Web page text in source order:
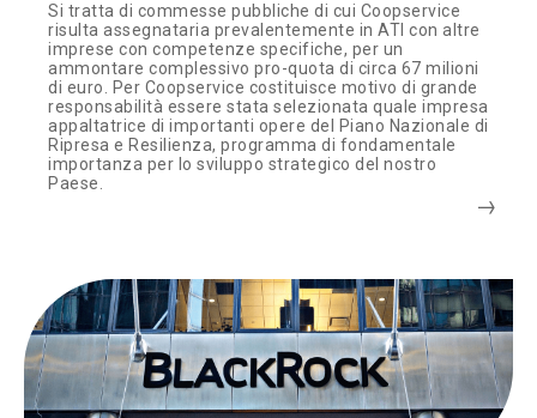
Si tratta di commesse pubbliche di cui Coopservice
risulta assegnataria prevalentemente in ATI con altre
imprese con competenze specifiche, per un
ammontare complessivo pro-quota di circa 67 milioni
di euro. Per Coopservice costituisce motivo di grande
responsabilità essere stata selezionata quale impresa
appaltatrice di importanti opere del Piano Nazionale di
Ripresa e Resilienza, programma di fondamentale
importanza per lo sviluppo strategico del nostro
Paese.